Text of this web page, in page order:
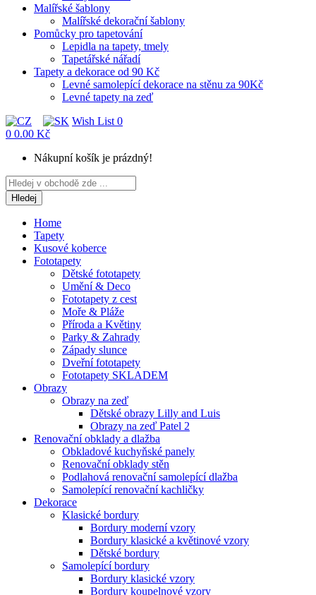
Malířské šablony
Malířské dekorační šablony
Pomůcky pro tapetování
Lepidla na tapety, tmely
Tapetářské nářadí
Tapety a dekorace od 90 Kč
Levné samolepící dekorace na stěnu za 90Kč
Levné tapety na zeď
Wish List 0
0 0.00 Kč
Nákupní košík je prázdný!
Hledej
Home
Tapety
Kusové koberce
Fototapety
Dětské fototapety
Umění & Deco
Fototapety z cest
Moře & Pláže
Příroda a Květiny
Parky & Zahrady
Západy slunce
Dveřní fototapety
Fototapety SKLADEM
Obrazy
Obrazy na zeď
Dětské obrazy Lilly and Luis
Obrazy na zeď Patel 2
Renovační obklady a dlažba
Obkladové kuchyňské panely
Renovační obklady stěn
Podlahová renovační samolepící dlažba
Samolepící renovační kachličky
Dekorace
Klasické bordury
Bordury moderní vzory
Bordury klasické a květinové vzory
Dětské bordury
Samolepící bordury
Bordury klasické vzory
Bordury koupelnové vzory